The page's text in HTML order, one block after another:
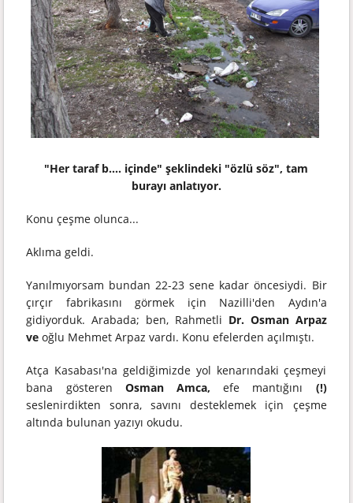
"Her taraf b.... içinde" şeklindeki "özlü söz", tam
burayı anlatıyor.
Konu çeşme olunca...
Aklıma geldi.
Yanılmıyorsam bundan 22-23 sene kadar öncesiydi. Bir
çırçır fabrikasını görmek için Nazilli'den Aydın'a
gidiyorduk. Arabada; ben, Rahmetli Dr. Osman Arpaz
veoğlu Mehmet Arpaz vardı. Konu efelerden açılmıştı.
Atça Kasabası'na geldiğimizde yol kenarındaki çeşmeyi
bana gösteren Osman Amca, efe mantığını (!)
seslenirdikten sonra, savını desteklemek için çeşme
altında bulunan yazıyı okudu.